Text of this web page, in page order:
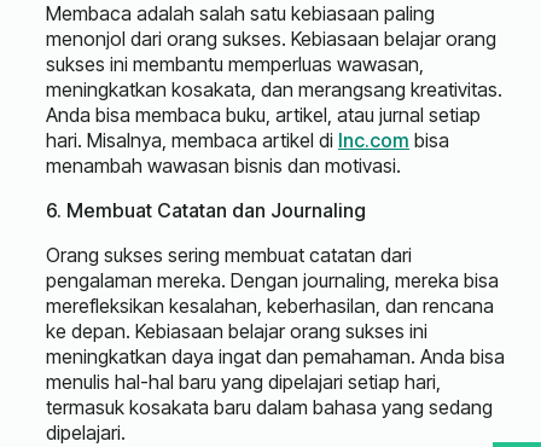
Membaca adalah salah satu kebiasaan paling
menonjol dari orang sukses. Kebiasaan belajar orang
sukses ini membantu memperluas wawasan,
meningkatkan kosakata, dan merangsang kreativitas.
Anda bisa membaca buku, artikel, atau jurnal setiap
hari. Misalnya, membaca artikel di Inc.com bisa
menambah wawasan bisnis dan motivasi.
6. Membuat Catatan dan Journaling
Orang sukses sering membuat catatan dari
pengalaman mereka. Dengan journaling, mereka bisa
merefleksikan kesalahan, keberhasilan, dan rencana
ke depan. Kebiasaan belajar orang sukses ini
meningkatkan daya ingat dan pemahaman. Anda bisa
menulis hal-hal baru yang dipelajari setiap hari,
termasuk kosakata baru dalam bahasa yang sedang
dipelajari.